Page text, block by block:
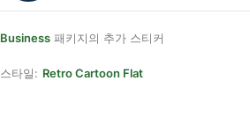
Business 패키지의 추가 스티커
스타일: Retro Cartoon Flat